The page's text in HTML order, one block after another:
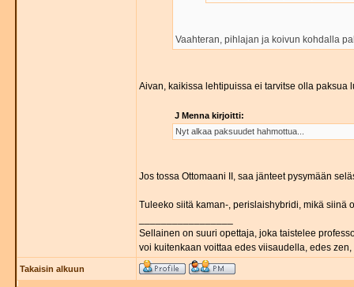
Vaahteran, pihlajan ja koivun kohdalla
Aivan, kaikissa lehtipuissa ei tarvitse olla paksua
J Menna kirjoitti:
Nyt alkaa paksuudet hahmottua...
Jos tossa Ottomaani II, saa jänteet pysymään
Tuleeko siitä kaman-, perislaishybridi, mikä siinä
Sellainen on suuri opettaja, joka taistelee
voi kuitenkaan voittaa edes viisaudella, edes
Takaisin alkuun